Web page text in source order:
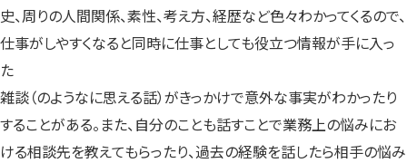
史、周りの人間関係、素性、考え方、経歴など色々わかってくるので、
仕事がしやすくなると同時に仕事としても役立つ情報が手に入っ
た
雑談（のようなに思える話）がきっかけで意外な事実がわかったり
することがある。また、自分のことも話すことで業務上の悩みにお
ける相談先を教えてもらったり、過去の経験を話したら相手の悩み